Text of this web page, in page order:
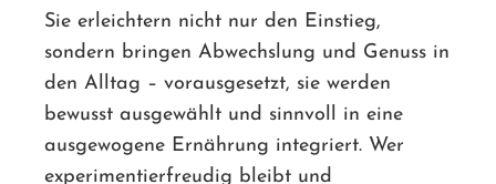
Sie erleichtern nicht nur den Einstieg,
sondern bringen Abwechslung und Genuss in
den Alltag – vorausgesetzt, sie werden
bewusst ausgewählt und sinnvoll in eine
ausgewogene Ernährung integriert. Wer
experimentierfreudig bleibt und